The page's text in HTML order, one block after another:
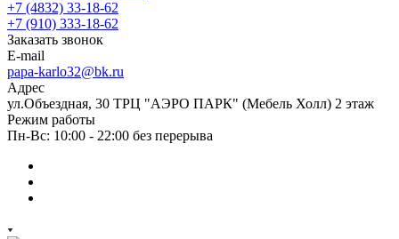
+7 (4832) 33-18-62
+7 (910) 333-18-62
Заказать звонок
E-mail
papa-karlo32@bk.ru
Адрес
ул.Объездная, 30 ТРЦ "АЭРО ПАРК" (Мебель Холл) 2 этаж
Режим работы
Пн-Вс: 10:00 - 22:00 без перерыва